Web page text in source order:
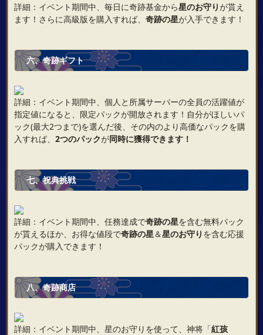
詳細：イベント期間中、毎日に奇跡基金から星のお守りが貰え
ます！さらに高級版を購入すれば、 奇跡の星が入手できます！
六、奇跡ギフト
詳細：イベント期間中、個人と所属サーバーの全員の活躍値が
指定値になると、限定パックが開放されます！自分がほしいパ
ック(最大2つまで)を選んだ後、その内のより高価なパックを購
入すれば、 2つのパックが同時に獲得できます！
七、祝典挑戦
詳細：イベント期間中、任務達成で奇跡の星を含む無料パック
が貰えるほか、お得な値段で奇跡の星＆星のお守り を含む応援
パックが購入できます！
八、奇跡商店
詳細：イベント期間中、星のお守りを使って、神将「紅孩